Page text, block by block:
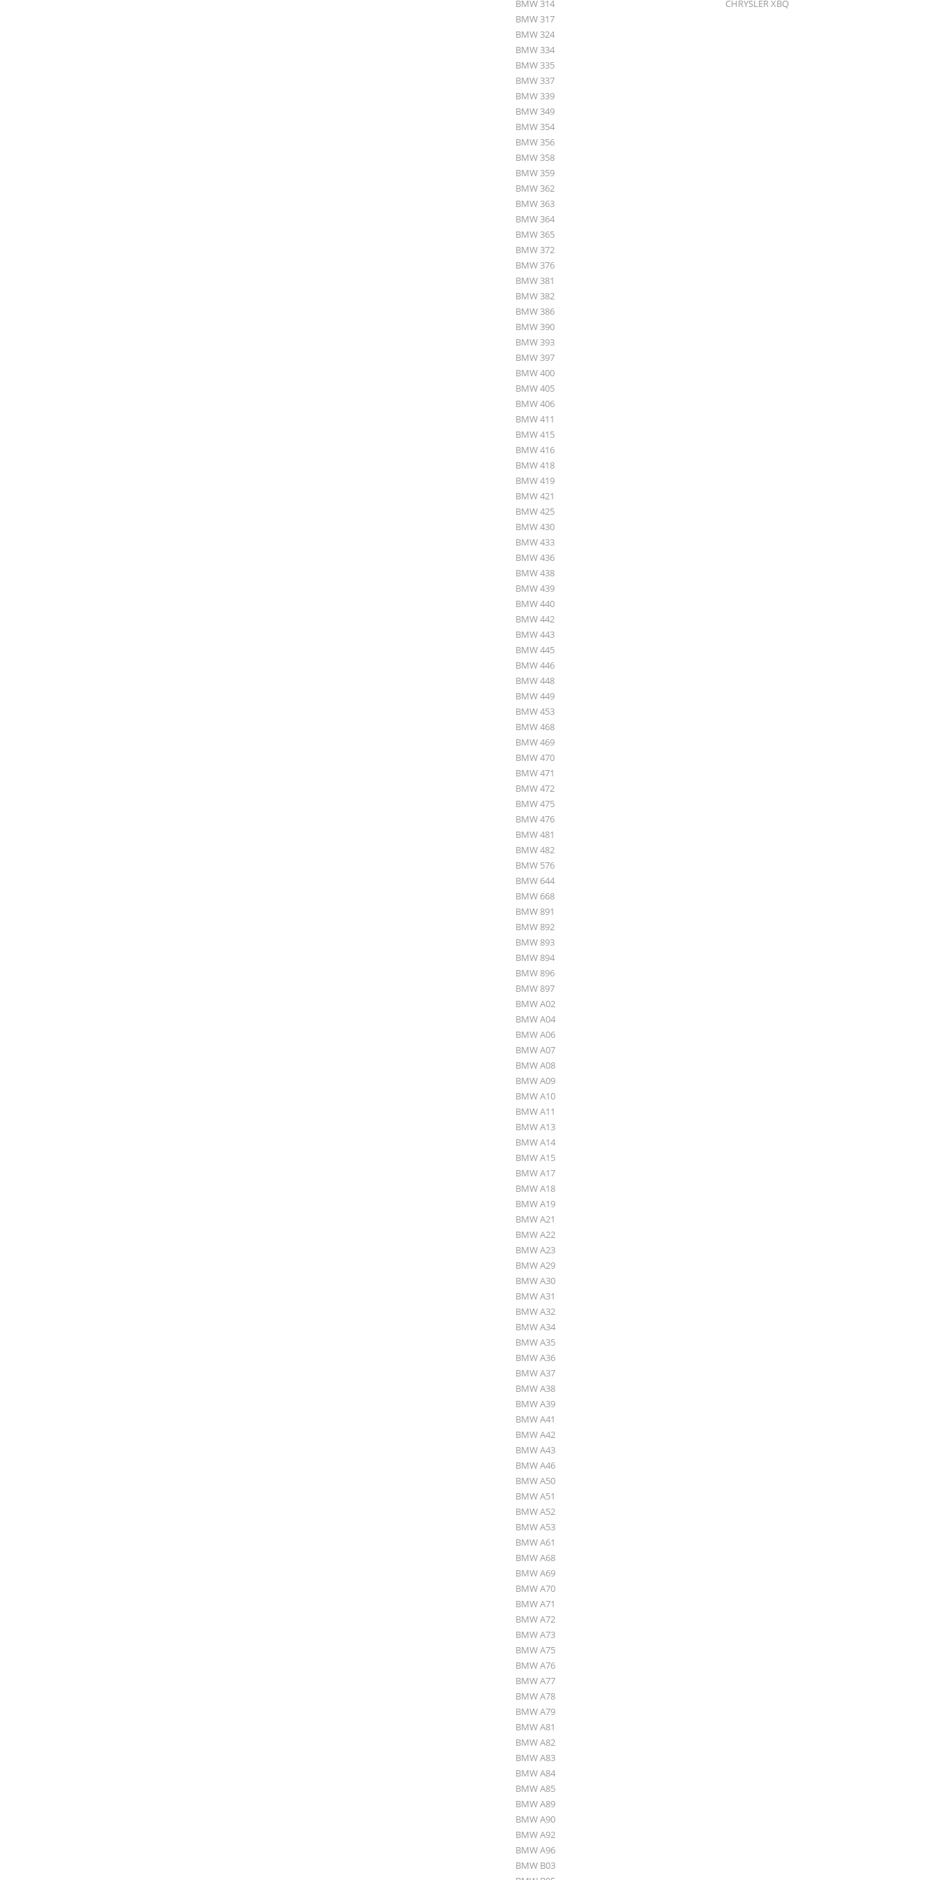
BMW 314
BMW 317
BMW 324
BMW 334
BMW 335
BMW 337
BMW 339
BMW 349
BMW 354
BMW 356
BMW 358
BMW 359
BMW 362
BMW 363
BMW 364
BMW 365
BMW 372
BMW 376
BMW 381
BMW 382
BMW 386
BMW 390
BMW 393
BMW 397
BMW 400
BMW 405
BMW 406
BMW 411
BMW 415
BMW 416
BMW 418
BMW 419
BMW 421
BMW 425
BMW 430
BMW 433
BMW 436
BMW 438
BMW 439
BMW 440
BMW 442
BMW 443
BMW 445
BMW 446
BMW 448
BMW 449
BMW 453
BMW 468
BMW 469
BMW 470
BMW 471
BMW 472
BMW 475
BMW 476
BMW 481
BMW 482
BMW 576
BMW 644
BMW 668
BMW 891
BMW 892
BMW 893
BMW 894
BMW 896
BMW 897
BMW A02
BMW A04
BMW A06
BMW A07
BMW A08
BMW A09
BMW A10
BMW A11
BMW A13
BMW A14
BMW A15
BMW A17
BMW A18
BMW A19
BMW A21
BMW A22
BMW A23
BMW A29
BMW A30
BMW A31
BMW A32
BMW A34
BMW A35
BMW A36
BMW A37
BMW A38
BMW A39
BMW A41
BMW A42
BMW A43
BMW A46
BMW A50
BMW A51
BMW A52
BMW A53
BMW A61
BMW A68
BMW A69
BMW A70
BMW A71
BMW A72
BMW A73
BMW A75
BMW A76
BMW A77
BMW A78
BMW A79
BMW A81
BMW A82
BMW A83
BMW A84
BMW A85
BMW A89
BMW A90
BMW A92
BMW A96
BMW B03
CHRYSLER XBQ